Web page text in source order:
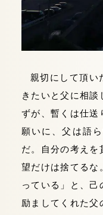
親切にして頂い
きたいと父に相談
ずが、暫くは仕送
願いに、父は語
だ。自分の考えを
望だけは捨てるな
っている」と、己
励ましてくれた父